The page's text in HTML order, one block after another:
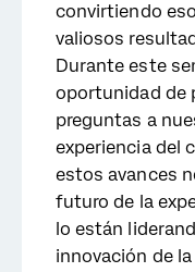
convirtiendo
valiosos
Durante este
oportunidad de
preguntas a
experiencia del
estos avances
futuro de la
lo están
innovación de